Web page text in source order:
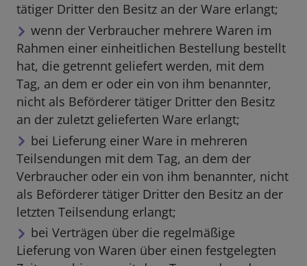
tätiger Dritter den Besitz an der Ware erlangt;
wenn der Verbraucher mehrere Waren im
Rahmen einer einheitlichen Bestellung bestellt
hat, die getrennt geliefert werden, mit dem
Tag, an dem er oder ein von ihm benannter,
nicht als Beförderer tätiger Dritter den Besitz
an der zuletzt gelieferten Ware erlangt;
bei Lieferung einer Ware in mehreren
Teilsendungen mit dem Tag, an dem der
Verbraucher oder ein von ihm benannter, nicht
als Beförderer tätiger Dritter den Besitz an der
letzten Teilsendung erlangt;
bei Verträgen über die regelmäßige
Lieferung von Waren über einen festgelegten